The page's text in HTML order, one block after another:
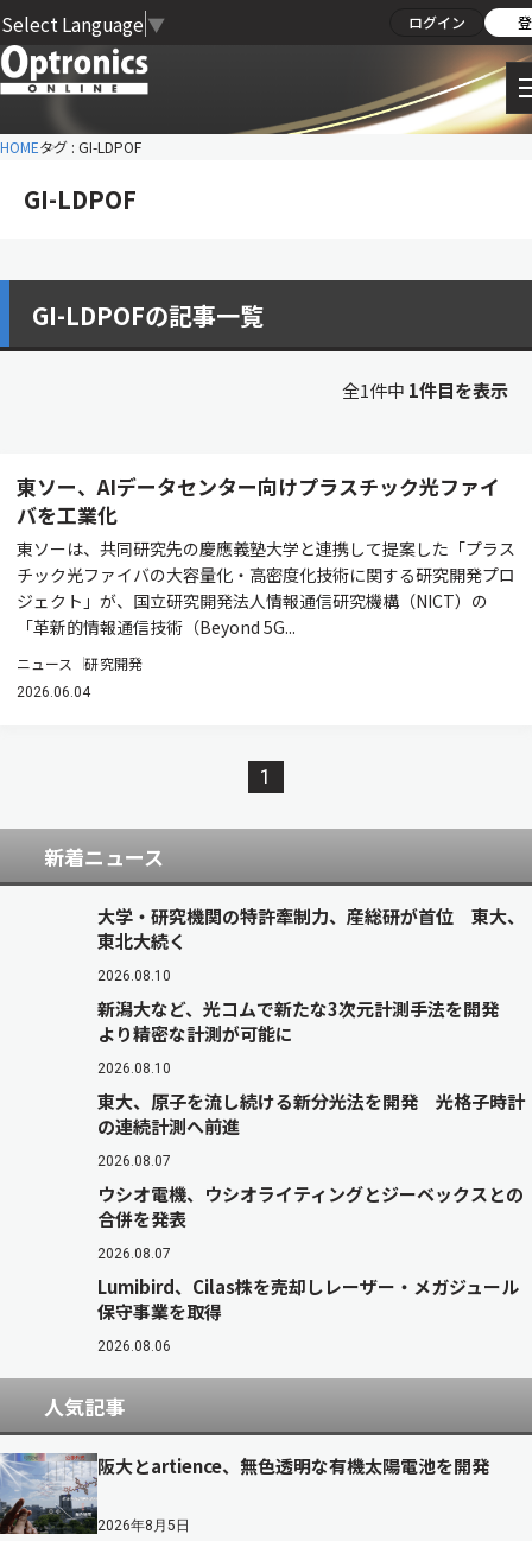
Select Language ▼ ログイン
HOMEタグ : GI-LDPOF
GI-LDPOF
GI-LDPOFの記事一覧
全1件中 1件目を表示
東ソー、AIデータセンター向けプラスチック光ファイ
バを工業化
東ソーは、共同研究先の慶應義塾大学と連携して提案した「プラス
チック光ファイバの大容量化・高密度化技術に関する研究開発プロ
ジェクト」が、国立研究開発法人情報通信研究機構（NICT）の
「革新的情報通信技術（Beyond 5G...
ニュース 研究開発
2026.06.04
1
新着ニュース
大学・研究機関の特許牽制力、産総研が首位 東大、
東北大続く
2026.08.10
新潟大など、光コムで新たな3次元計測手法を開発
より精密な計測が可能に
2026.08.10
東大、原子を流し続ける新分光法を開発 光格子時計
の連続計測へ前進
2026.08.07
ウシオ電機、ウシオライティングとジーベックスとの
合併を発表
2026.08.07
Lumibird、Cilas株を売却しレーザー・メガジュール
保守事業を取得
2026.08.06
人気記事
阪大とartience、無色透明な有機太陽電池を開発
2026年8月5日